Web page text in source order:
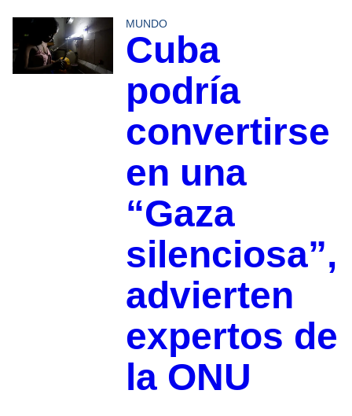
MUNDO
Cuba
podría
convertirse
en una
“Gaza
silenciosa”,
advierten
expertos de
la ONU